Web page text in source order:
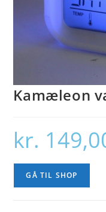
Kamæleon
kr.
GÅ TIL SHOP